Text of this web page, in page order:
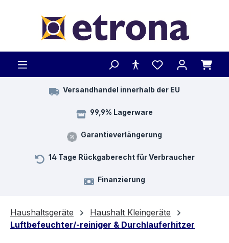
Versandhandel innerhalb der EU
99,9% Lagerware
Garantieverlängerung
14 Tage Rückgaberecht für Verbraucher
Finanzierung
Haushaltsgeräte
Haushalt Kleingeräte
Luftbefeuchter/-reiniger & Durchlauferhitzer